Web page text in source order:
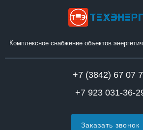
Комплексное снабжение объектов
+7 (3842) 67 07
+7 923 031-36-
Заказать звонок